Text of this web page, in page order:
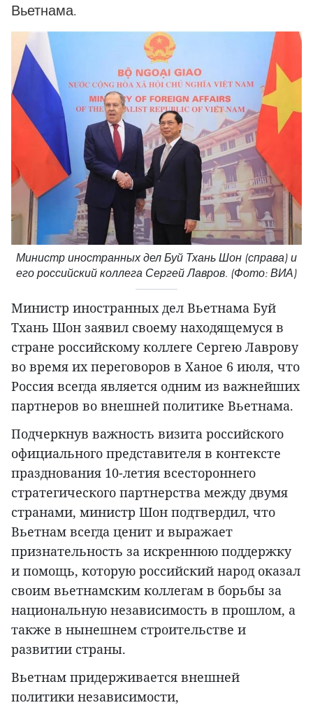
Вьетнама.
Министр иностранных дел Буй Тхань Шон (справа) и
его российский коллега Сергей Лавров. (Фото: ВИА)
Министр иностранных дел Вьетнама Буй
Тхань Шон заявил своему находящемуся в
стране российскому коллеге Сергею Лаврову
во время их переговоров в Ханое 6 июля, что
Россия всегда является одним из важнейших
партнеров во внешней политике Вьетнама.
Подчеркнув важность визита российского
официального представителя в контексте
празднования 10-летия всестороннего
стратегического партнерства между двумя
странами, министр Шон подтвердил, что
Вьетнам всегда ценит и выражает
признательность за искреннюю поддержку
и помощь, которую российский народ оказал
своим вьетнамским коллегам в борьбы за
национальную независимость в прошлом, а
также в нынешнем строительстве и
развитии страны.
Вьетнам придерживается внешней
политики независимости,